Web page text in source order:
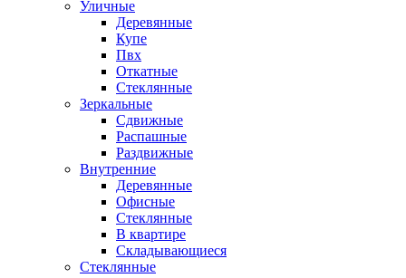
Уличные
Деревянные
Купе
Пвх
Откатные
Стеклянные
Зеркальные
Сдвижные
Распашные
Раздвижные
Внутренние
Деревянные
Офисные
Стеклянные
В квартире
Складывающиеся
Стеклянные